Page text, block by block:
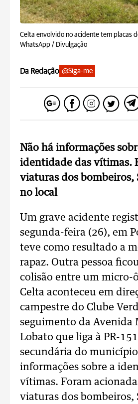
Celta envolvido no acidente tem placas
WhatsApp / Divulgação
Da Redação @Siga-me
Não há informações
identidade das vítimas.
viaturas dos bombeiros,
no local
Um grave acidente
segunda-feira (26), em
teve como resultado a
rapaz. Outra pessoa
colisão entre um micro-
Celta aconteceu em
campestre do Clube
seguimento da Avenida
Lobato que liga à PR-
secundária do
informações sobre a
vítimas. Foram
viaturas dos bombeiros,